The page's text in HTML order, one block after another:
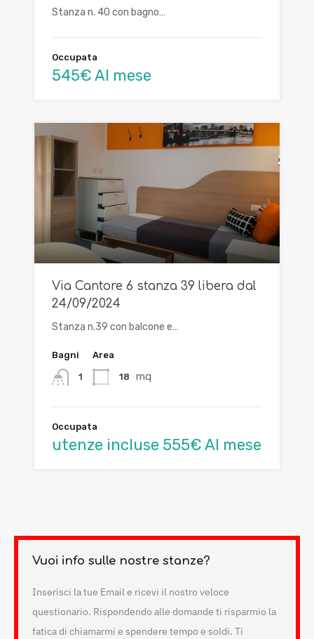
Stanza n. 40 con bagno…
Occupata
545€ Al mese
Via Cantore 6 stanza 39 libera dal
24/09/2024
Stanza n.39 con balcone e…
Bagni
1
Area
18 mq
Occupata
utenze incluse 555€ Al mese
Vuoi info sulle nostre stanze?
Inserisci la tue Email e ricevi il nostro veloce
questionario. Rispondendo alle domande ti risparmio la
fatica di chiamarmi e spendere tempo e soldi. Ti